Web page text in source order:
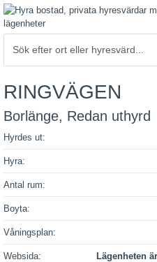
RINGVÄGEN
Borlänge, Redan uthyrd
Hyrdes ut:
Hyra:
Antal rum:
Boyta:
Våningsplan:
Websida:
Lägenheten